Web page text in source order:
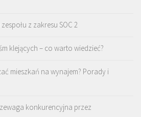
z zakresu SOC 2
klejących – co warto wiedzieć?
mieszkań na wynajem? Porady i
konkurencyjna przez